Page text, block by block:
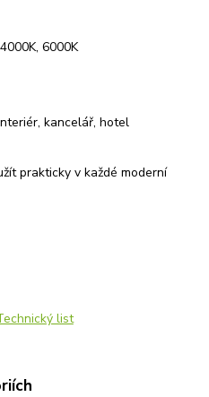
6000K
kancelář, hotel
prakticky v každé moderní
list